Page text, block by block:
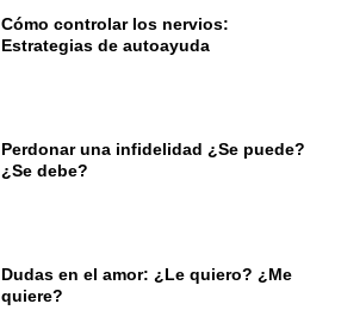
Cómo controlar los nervios:
Estrategias de autoayuda
Perdonar una infidelidad ¿Se puede?
¿Se debe?
Dudas en el amor: ¿Le quiero? ¿Me
quiere?